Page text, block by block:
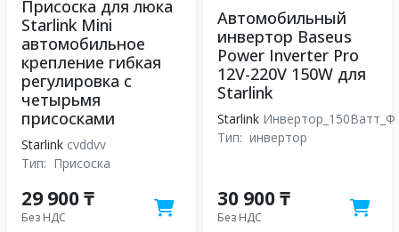
Присоска для люка
Starlink Mini
автомобильное
крепление гибкая
регулировка с
четырьмя
присосками
Starlink cvddvv
Тип: Присоска
29 900 ₸
Без НДС
Автомобильный
инвертор Baseus
Power Inverter Pro
12V-220V 150W для
Starlink
Starlink Инвертор_150Ватт_Ф
Тип: инвертор
30 900 ₸
Без НДС